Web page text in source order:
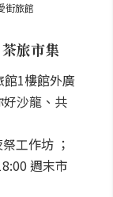
街旅館
旅市集
1樓館外廣
沙龍、共
工作坊 ；
週末市